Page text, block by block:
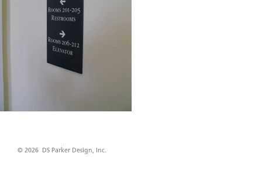
© 2026 DS Parker Design, Inc.